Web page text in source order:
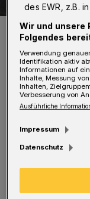
Die Feuerwehr
Foto: Christoph Petersen
worden. Sie
Rohren an,
Flammen in
Insgesamt
des EWR, z.B.
Wir und unsere
Folgendes
Verwendung
Identifikation aktiv
Informationen auf
Inhalte, Messung
Inhalten,
Verbesserung von
Ausführliche
Impressum
Datenschutz